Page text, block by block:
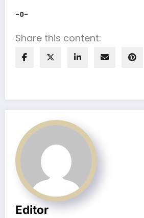
-0-
Share this content:
Editor